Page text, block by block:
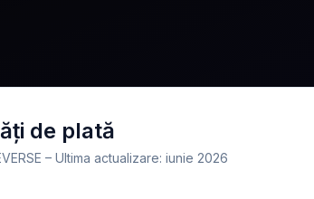
de plată
– Ultima actualizare: iunie 2026